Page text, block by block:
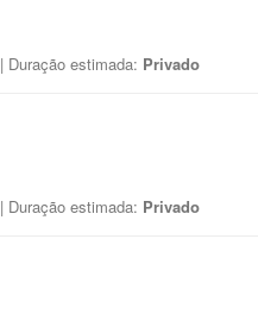
| Duração estimada: Privado
| Duração estimada: Privado